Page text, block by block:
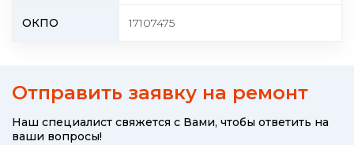
ОКПО 17107475
Отправить заявку на ремонт
Наш специалист свяжется с Вами, чтобы ответить на
ваши вопросы!